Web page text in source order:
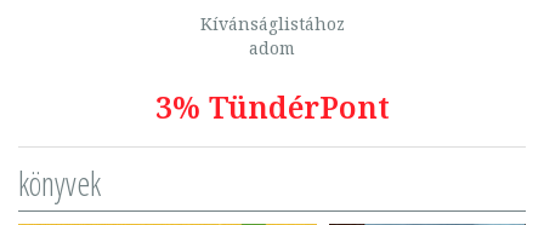
Kívánságlistához
adom
3% TündérPont
könyvek